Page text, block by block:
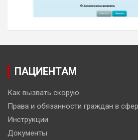
ПАЦИЕНТАМ
Как вызвать скорую
Права и обязанности граждан в
Инструкции
Документы